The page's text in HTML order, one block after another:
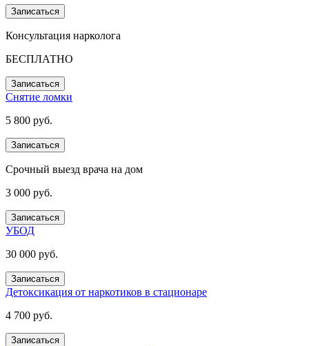
Записаться
Консультация нарколога
БЕСПЛАТНО
Записаться
Снятие ломки
5 800 руб.
Записаться
Срочный выезд врача на дом
3 000 руб.
Записаться
УБОД
30 000 руб.
Записаться
Детоксикация от наркотиков в стационаре
4 700 руб.
Записаться